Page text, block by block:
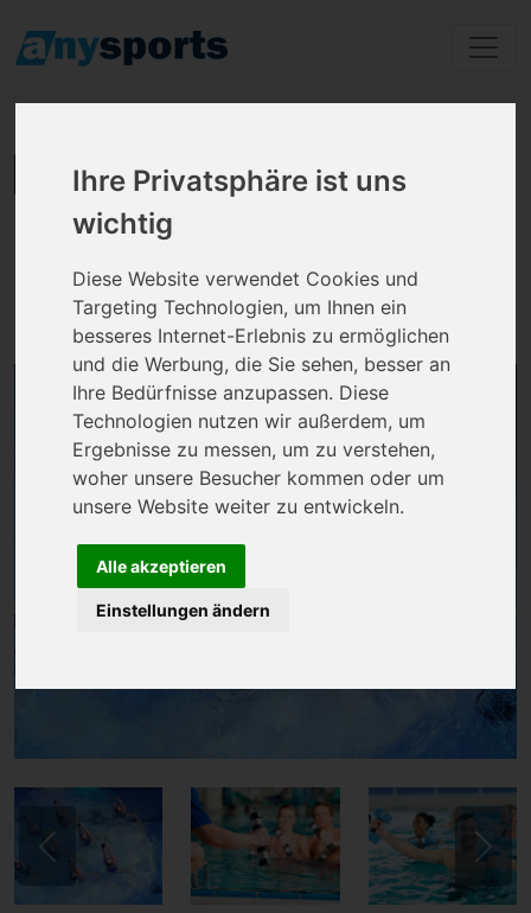
Ihre Privatsphäre ist uns
wichtig
Diese Website verwendet Cookies und
Targeting Technologien, um Ihnen ein
besseres Internet-Erlebnis zu ermöglichen
und die Werbung, die Sie sehen, besser an
Ihre Bedürfnisse anzupassen. Diese
Technologien nutzen wir außerdem, um
Ergebnisse zu messen, um zu verstehen,
woher unsere Besucher kommen oder um
unsere Website weiter zu entwickeln.
Alle akzeptieren
Einstellungen ändern
zurück zu den Ergebnissen
In der Residenz Lankwitz
Dillgesstr 14a, 12247 Berlin Lankwitz
Previous Next